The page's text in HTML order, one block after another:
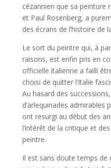
cézannien que sa peinture
et Paul Rosenberg, a
des écrans de l’histoire de
Le sort du peintre qui, à
raisons, est enfin pris en
officielle italienne a failli
choisi de quitter l’Italie
Au hasard des
d’arlequinades admirables
ont resurgi au début des
l’intérêt de la critique et
peintre.
Il est sans doute temps de